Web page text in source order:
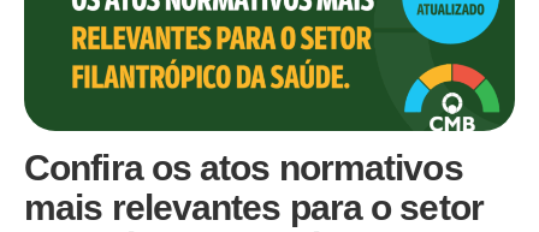
Confira os atos normativos
mais relevantes para o setor